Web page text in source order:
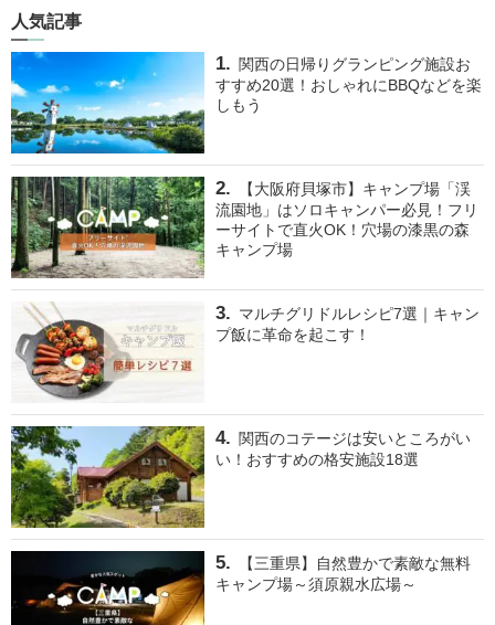
人気記事
関西の日帰りグランピング施設お
すすめ20選！おしゃれにBBQなどを楽
しもう
【大阪府貝塚市】キャンプ場「渓
流園地」はソロキャンパー必見！フリ
ーサイトで直火OK！穴場の漆黒の森
キャンプ場
マルチグリドルレシピ7選｜キャン
プ飯に革命を起こす！
関西のコテージは安いところがい
い！おすすめの格安施設18選
【三重県】自然豊かで素敵な無料
キャンプ場～須原親水広場～